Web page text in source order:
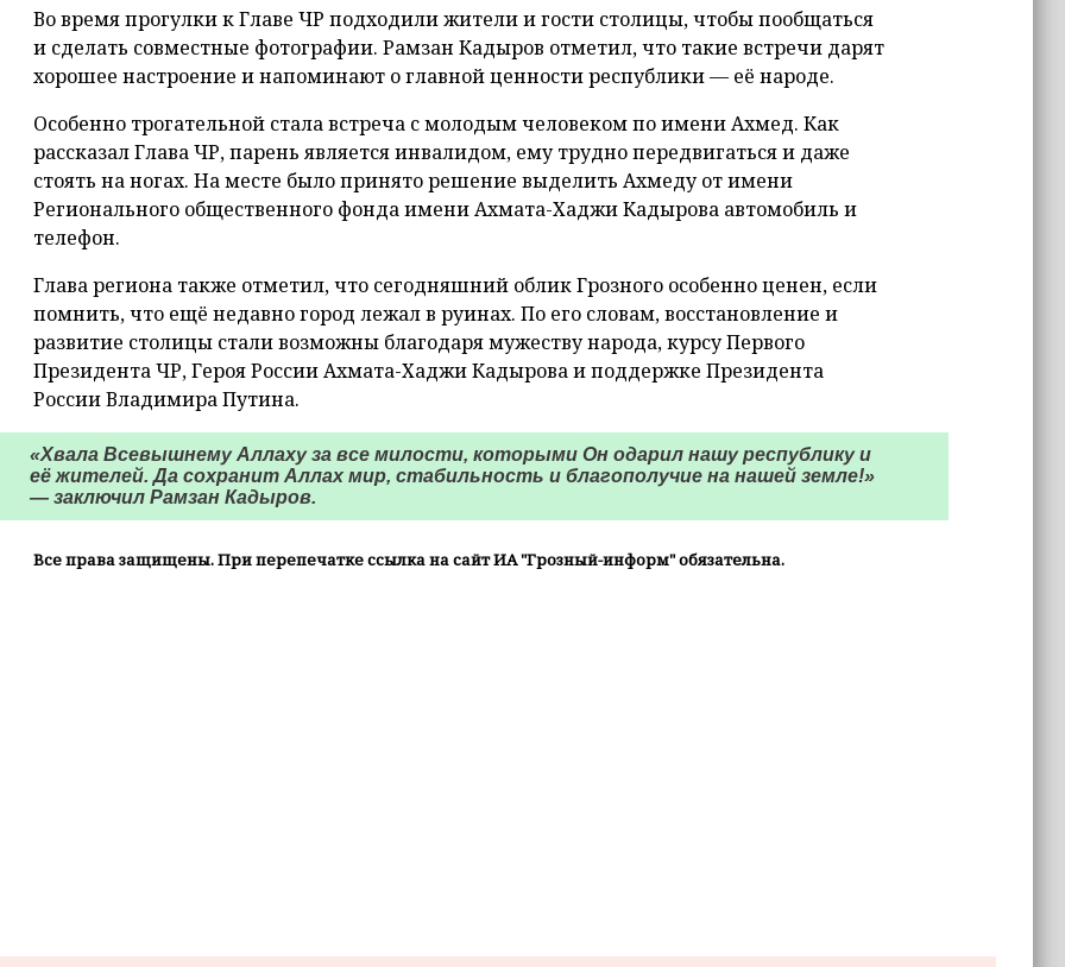
Во время прогулки к Главе ЧР подходили жители и гости столицы, чтобы пообщаться
и сделать совместные фотографии. Рамзан Кадыров отметил, что такие встречи дарят
хорошее настроение и напоминают о главной ценности республики — её народе.
Особенно трогательной стала встреча с молодым человеком по имени Ахмед. Как
рассказал Глава ЧР, парень является инвалидом, ему трудно передвигаться и даже
стоять на ногах. На месте было принято решение выделить Ахмеду от имени
Регионального общественного фонда имени Ахмата-Хаджи Кадырова автомобиль и
телефон.
Глава региона также отметил, что сегодняшний облик Грозного особенно ценен, если
помнить, что ещё недавно город лежал в руинах. По его словам, восстановление и
развитие столицы стали возможны благодаря мужеству народа, курсу Первого
Президента ЧР, Героя России Ахмата-Хаджи Кадырова и поддержке Президента
России Владимира Путина.
«Хвала Всевышнему Аллаху за все милости, которыми Он одарил нашу республику и
её жителей. Да сохранит Аллах мир, стабильность и благополучие на нашей земле!»
— заключил Рамзан Кадыров.
Все права защищены. При перепечатке ссылка на сайт ИА "Грозный-информ" обязательна.